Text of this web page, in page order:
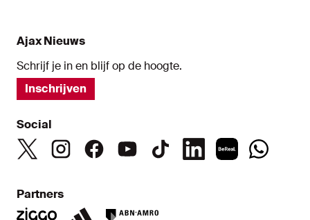
Ajax Nieuws
Schrijf je in en blijf op de hoogte.
Inschrijven
Social
Partners